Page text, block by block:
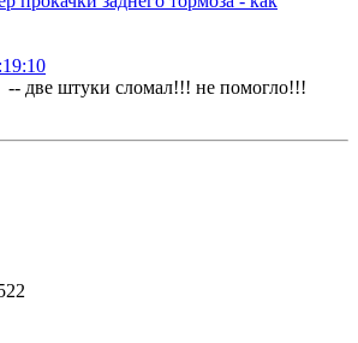
-- две штуки сломал!!! не помогло!!!